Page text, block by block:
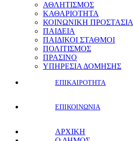
ΑΘΛΗΤΙΣΜΟΣ
ΚΑΘΑΡΙΟΤΗΤΑ
ΚΟΙΝΩΝΙΚΗ ΠΡΟΣΤΑΣΙΑ
ΠΑΙΔΕΙΑ
ΠΑΙΔΙΚΟΙ ΣΤΑΘΜΟΙ
ΠΟΛΙΤΙΣΜΟΣ
ΠΡΑΣΙΝΟ
ΥΠΗΡΕΣΙΑ ΔΟΜΗΣΗΣ
ΕΠΙΚΑΙΡΟΤΗΤΑ
ΕΠΙΚΟΙΝΩΝΙΑ
ΑΡΧΙΚΗ